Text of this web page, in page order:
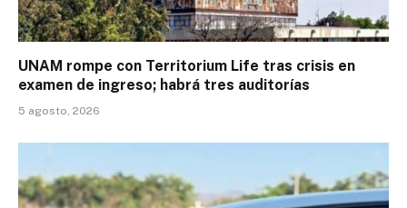
UNAM rompe con Territorium Life tras crisis en
examen de ingreso; habrá tres auditorías
5 agosto, 2026